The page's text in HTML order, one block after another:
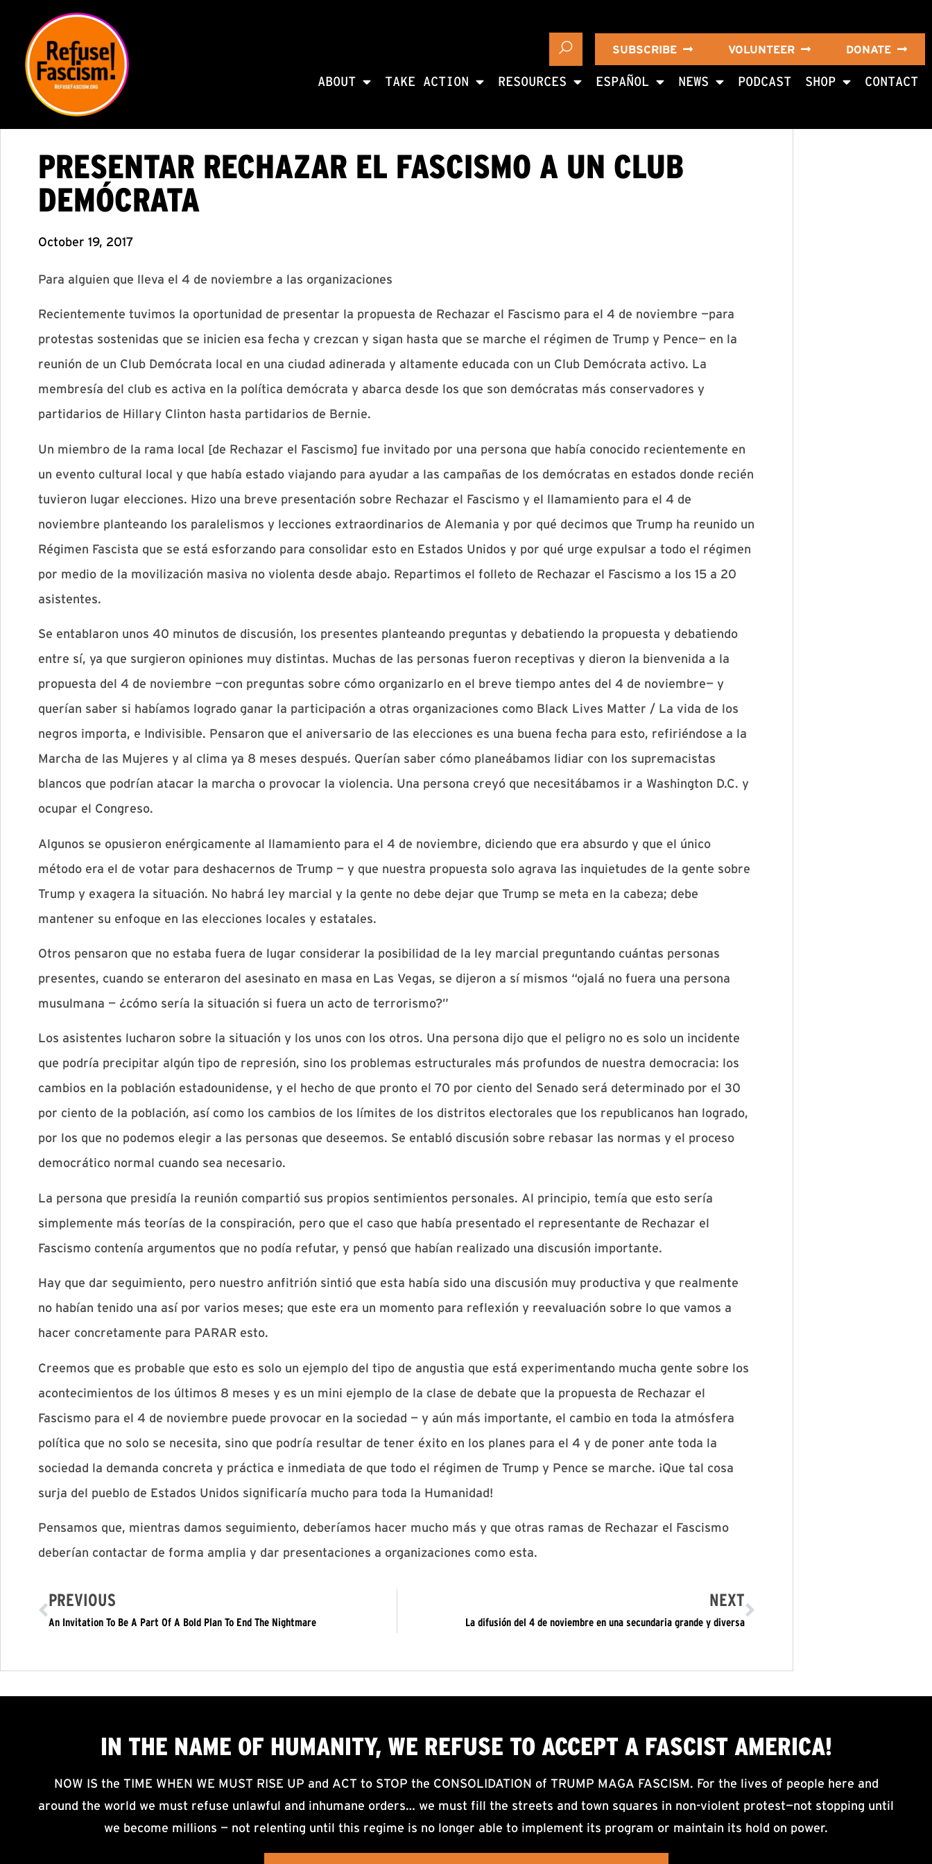
SUBSCRIBE VOLUNTEER DONATE
ABOUT TAKE ACTION RESOURCES ESPAÑOL NEWS PODCAST SHOP CONTACT
PRESENTAR RECHAZAR EL FASCISMO A UN CLUB
DEMÓCRATA
October 19, 2017
Para alguien que lleva el 4 de noviembre a las organizaciones
Recientemente tuvimos la oportunidad de presentar la propuesta de Rechazar el Fascismo para el 4 de noviembre —para
protestas sostenidas que se inicien esa fecha y crezcan y sigan hasta que se marche el régimen de Trump y Pence— en la
reunión de un Club Demócrata local en una ciudad adinerada y altamente educada con un Club Demócrata activo. La
membresía del club es activa en la política demócrata y abarca desde los que son demócratas más conservadores y
partidarios de Hillary Clinton hasta partidarios de Bernie.
Un miembro de la rama local [de Rechazar el Fascismo] fue invitado por una persona que había conocido recientemente en
un evento cultural local y que había estado viajando para ayudar a las campañas de los demócratas en estados donde recién
tuvieron lugar elecciones. Hizo una breve presentación sobre Rechazar el Fascismo y el llamamiento para el 4 de
noviembre planteando los paralelismos y lecciones extraordinarios de Alemania y por qué decimos que Trump ha reunido un
Régimen Fascista que se está esforzando para consolidar esto en Estados Unidos y por qué urge expulsar a todo el régimen
por medio de la movilización masiva no violenta desde abajo. Repartimos el folleto de Rechazar el Fascismo a los 15 a 20
asistentes.
Se entablaron unos 40 minutos de discusión, los presentes planteando preguntas y debatiendo la propuesta y debatiendo
entre sí, ya que surgieron opiniones muy distintas. Muchas de las personas fueron receptivas y dieron la bienvenida a la
propuesta del 4 de noviembre —con preguntas sobre cómo organizarlo en el breve tiempo antes del 4 de noviembre— y
querían saber si habíamos logrado ganar la participación a otras organizaciones como Black Lives Matter / La vida de los
negros importa, e Indivisible. Pensaron que el aniversario de las elecciones es una buena fecha para esto, refiriéndose a la
Marcha de las Mujeres y al clima ya 8 meses después. Querían saber cómo planeábamos lidiar con los supremacistas
blancos que podrían atacar la marcha o provocar la violencia. Una persona creyó que necesitábamos ir a Washington D.C. y
ocupar el Congreso.
Algunos se opusieron enérgicamente al llamamiento para el 4 de noviembre, diciendo que era absurdo y que el único
método era el de votar para deshacernos de Trump — y que nuestra propuesta solo agrava las inquietudes de la gente sobre
Trump y exagera la situación. No habrá ley marcial y la gente no debe dejar que Trump se meta en la cabeza; debe
mantener su enfoque en las elecciones locales y estatales.
Otros pensaron que no estaba fuera de lugar considerar la posibilidad de la ley marcial preguntando cuántas personas
presentes, cuando se enteraron del asesinato en masa en Las Vegas, se dijeron a sí mismos “ojalá no fuera una persona
musulmana — ¿cómo sería la situación si fuera un acto de terrorismo?”
Los asistentes lucharon sobre la situación y los unos con los otros. Una persona dijo que el peligro no es solo un incidente
que podría precipitar algún tipo de represión, sino los problemas estructurales más profundos de nuestra democracia: los
cambios en la población estadounidense, y el hecho de que pronto el 70 por ciento del Senado será determinado por el 30
por ciento de la población, así como los cambios de los límites de los distritos electorales que los republicanos han logrado,
por los que no podemos elegir a las personas que deseemos. Se entabló discusión sobre rebasar las normas y el proceso
democrático normal cuando sea necesario.
La persona que presidía la reunión compartió sus propios sentimientos personales. Al principio, temía que esto sería
simplemente más teorías de la conspiración, pero que el caso que había presentado el representante de Rechazar el
Fascismo contenía argumentos que no podía refutar, y pensó que habían realizado una discusión importante.
Hay que dar seguimiento, pero nuestro anfitrión sintió que esta había sido una discusión muy productiva y que realmente
no habían tenido una así por varios meses; que este era un momento para reflexión y reevaluación sobre lo que vamos a
hacer concretamente para PARAR esto.
Creemos que es probable que esto es solo un ejemplo del tipo de angustia que está experimentando mucha gente sobre los
acontecimientos de los últimos 8 meses y es un mini ejemplo de la clase de debate que la propuesta de Rechazar el
Fascismo para el 4 de noviembre puede provocar en la sociedad — y aún más importante, el cambio en toda la atmósfera
política que no solo se necesita, sino que podría resultar de tener éxito en los planes para el 4 y de poner ante toda la
sociedad la demanda concreta y práctica e inmediata de que todo el régimen de Trump y Pence se marche. ¡Que tal cosa
surja del pueblo de Estados Unidos significaría mucho para toda la Humanidad!
Pensamos que, mientras damos seguimiento, deberíamos hacer mucho más y que otras ramas de Rechazar el Fascismo
deberían contactar de forma amplia y dar presentaciones a organizaciones como esta.
PREVIOUS
An Invitation To Be A Part Of A Bold Plan To End The Nightmare
NEXT
La difusión del 4 de noviembre en una secundaria grande y diversa
IN THE NAME OF HUMANITY, WE REFUSE TO ACCEPTA FASCIST AMERICA!
NOW IS the TIME WHEN WE MUST RISE UP and ACT to STOP the CONSOLIDATION of TRUMP MAGA FASCISM. For the lives of people here and
around the world we must refuse unlawful and inhumane orders… we must fill the streets and town squares in non-violent protest—not stopping until
we become millions — not relenting until this regime is no longer able to implement its program or maintain its hold on power.